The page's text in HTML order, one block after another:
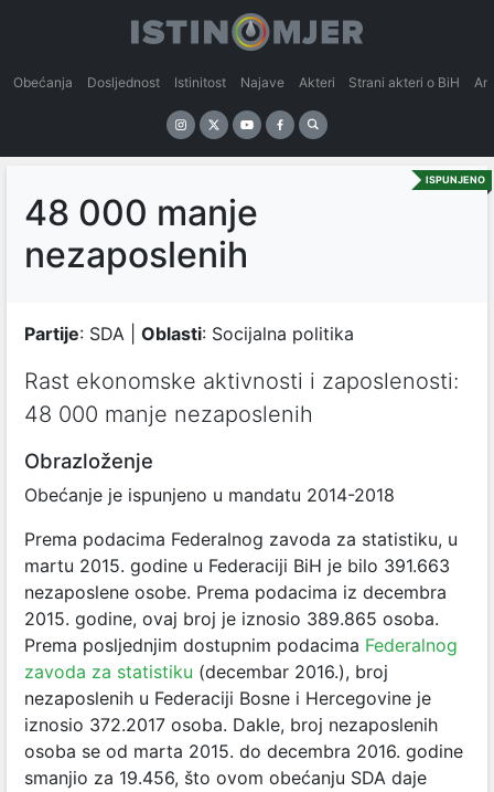
Obećanja Dosljednost Istinitost Najave Akteri Strani akteri o BiH
ISPUNJENO
48 000 manje
nezaposlenih
Partije: SDA | Oblasti: Socijalna politika
Rast ekonomske aktivnosti i zaposlenosti:
48 000 manje nezaposlenih
Obrazloženje
Obećanje je ispunjeno u mandatu 2014-2018
Prema podacima Federalnog zavoda za statistiku, u
martu 2015. godine u Federaciji BiH je bilo 391.663
nezaposlene osobe. Prema podacima iz decembra
2015. godine, ovaj broj je iznosio 389.865 osoba.
Prema posljednjim dostupnim podacima Federalnog
zavoda za statistiku (decembar 2016.), broj
nezaposlenih u Federaciji Bosne i Hercegovine je
iznosio 372.2017 osoba. Dakle, broj nezaposlenih
osoba se od marta 2015. do decembra 2016. godine
smanjio za 19.456, što ovom obećanju SDA daje